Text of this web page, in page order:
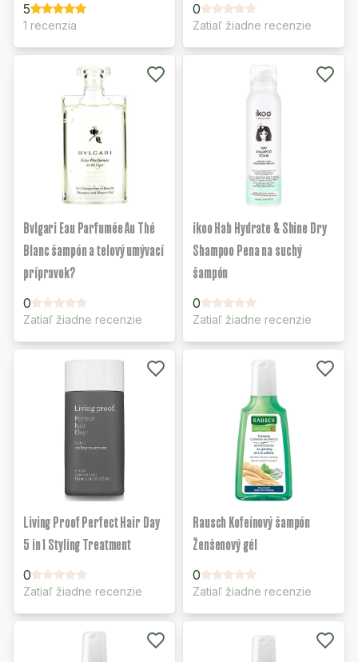
5
1 recenzia
0
Zatiaľ žiadne recenzie
Bvlgari Eau Parfumée Au Thé
Blanc šampón a telový umývací
prípravok?
0
Zatiaľ žiadne recenzie
ikoo Hab Hydrate & Shine Dry
Shampoo Pena na suchý
šampón
0
Zatiaľ žiadne recenzie
Living Proof Perfect Hair Day
5 in 1 Styling Treatment
0
Zatiaľ žiadne recenzie
Rausch Kofeínový šampón
Ženšenový gél
0
Zatiaľ žiadne recenzie